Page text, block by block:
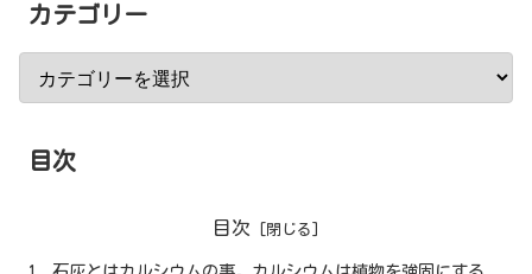
カテゴリー
目次
目次